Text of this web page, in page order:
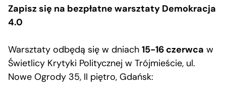
Zapisz się na bezpłatne warsztaty Demokracja
4.0
Warsztaty odbędą się w dniach 15-16 czerwca w
Świetlicy Krytyki Politycznej w Trójmieście, ul.
Nowe Ogrody 35, II piętro, Gdańsk: